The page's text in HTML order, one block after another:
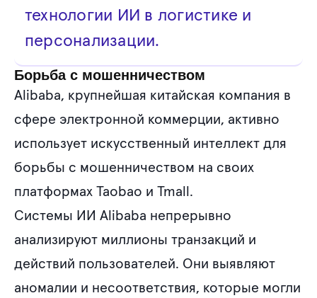
технологии ИИ в логистике и
персонализации.
Борьба с мошенничеством
Alibaba, крупнейшая китайская компания в
сфере электронной коммерции, активно
использует искусственный интеллект для
борьбы с мошенничеством на своих
платформах Taobao и Tmall.
Системы ИИ Alibaba непрерывно
анализируют миллионы транзакций и
действий пользователей. Они выявляют
аномалии и несоответствия, которые могли